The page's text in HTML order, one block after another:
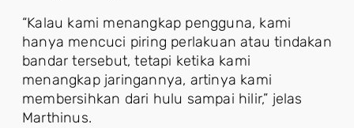
“Kalau kami menangkap pengguna, kami
hanya mencuci piring perlakuan atau tindakan
bandar tersebut, tetapi ketika kami
menangkap jaringannya, artinya kami
membersihkan dari hulu sampai hilir,” jelas
Marthinus.